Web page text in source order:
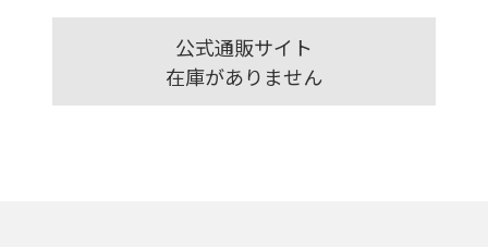
公式通販サイト
在庫がありません